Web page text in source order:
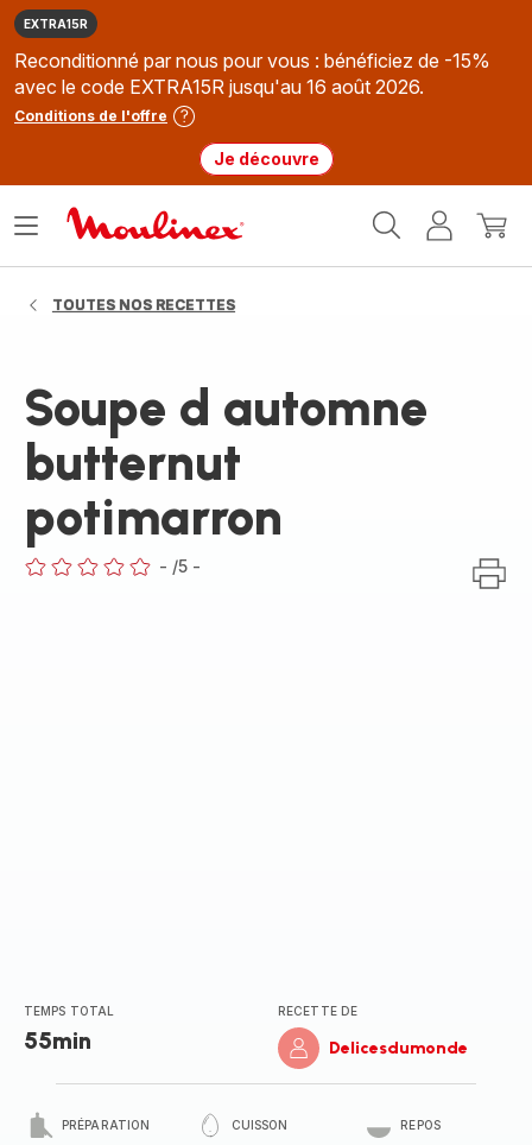
EXTRA15R
Reconditionné par nous pour vous : bénéficiez de -15%
avec le code EXTRA15R jusqu'au 16 août 2026.
Conditions de l'offre
Je découvre
MonMon
Ouvrir
TOUTES NOS RECETTES
Soupe d automne
butternut
potimarron
- /5 -
TEMPS TOTAL
55min
RECETTE DE
Delicesdumonde
PRÉPARATION CUISSON REPOS